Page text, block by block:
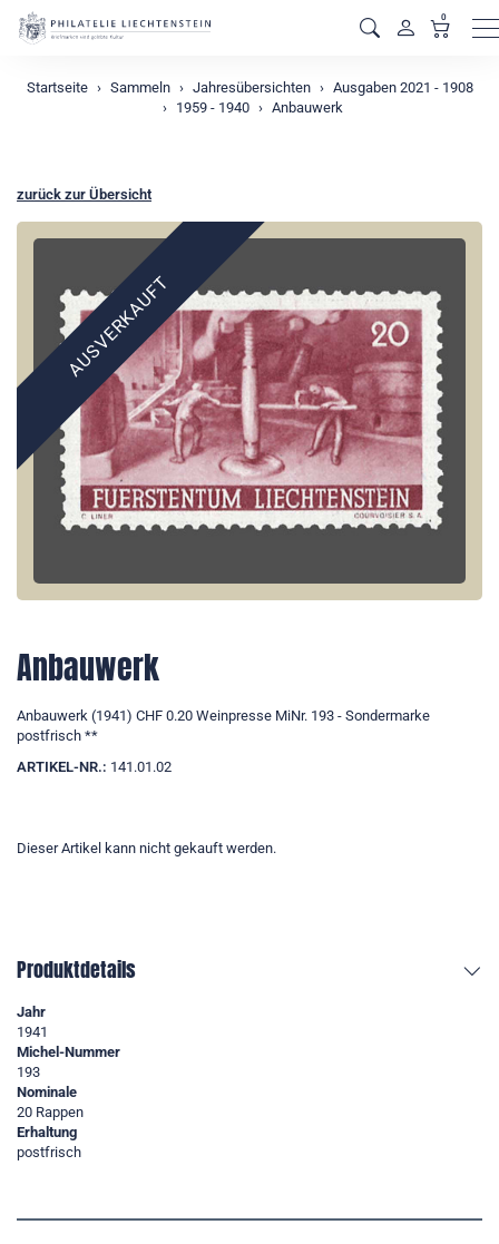
0
Startseite Sammeln Jahresübersichten
Ausgaben 2021 - 1908
1959 - 1940
Anbauwerk
zurück zur Übersicht
AUSVERKAUFT
Anbauwerk
Anbauwerk (1941) CHF 0.20 Weinpresse MiNr. 193 - Sondermarke
postfrisch **
ARTIKEL-NR.: 141.01.02
Dieser Artikel kann nicht gekauft werden.
Produktdetails
Jahr
1941
Michel-Nummer
193
Nominale
20 Rappen
Erhaltung
postfrisch